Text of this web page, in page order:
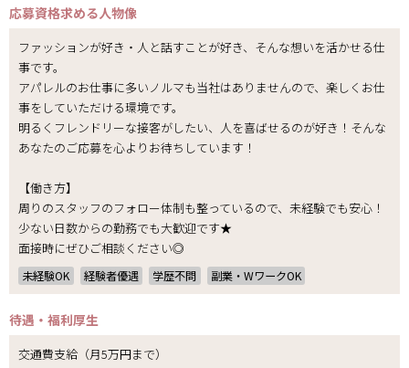
応募資格求める人物像
ファッションが好き・人と話すことが好き、そんな想いを活かせる仕
事です。
アパレルのお仕事に多いノルマも当社はありませんので、楽しくお仕
事をしていただける環境です。
明るくフレンドリーな接客がしたい、人を喜ばせるのが好き！そんな
あなたのご応募を心よりお待ちしています！
【働き方】
周りのスタッフのフォロー体制も整っているので、未経験でも安心！
少ない日数からの勤務でも大歓迎です★
面接時にぜひご相談ください◎
未経験OK 経験者優遇 学歴不問 副業・WワークOK
待遇・福利厚生
交通費支給（月5万円まで）